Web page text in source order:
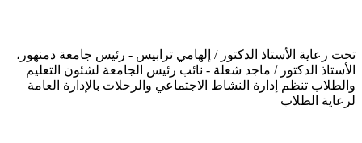
تحت رعاية الأستاذ الدكتور / إلهامي ترابيس - رئيس جامعة دمنهور،
الأستاذ الدكتور / ماجد شعلة - نائب رئيس الجامعة لشئون التعليم
والطلاب تنظم إدارة النشاط الاجتماعي والرحلات بالإدارة العامة
لرعاية الطلاب